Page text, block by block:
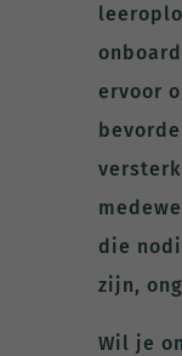
ervoor
die
zijn,
Wil je